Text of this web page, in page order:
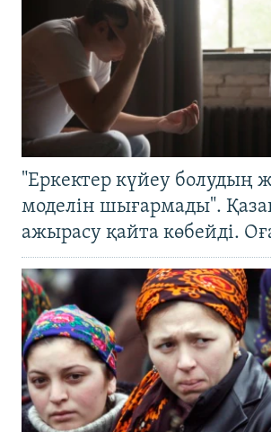
"Еркектер күйеу болудың
моделін шығармады".
ажырасу қайта көбейді.